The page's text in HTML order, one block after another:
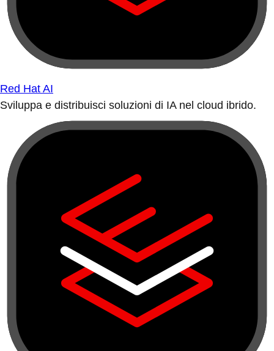
Red Hat AI
Sviluppa e distribuisci soluzioni di IA nel cloud ibrido.